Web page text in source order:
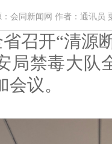
会同新闻网 作者：通讯员
召开“清源
局禁毒大队
议。